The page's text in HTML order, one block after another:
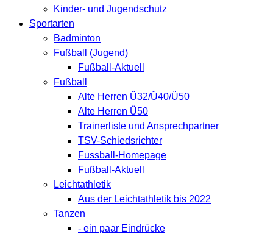
Kinder- und Jugendschutz
Sportarten
Badminton
Fußball (Jugend)
Fußball-Aktuell
Fußball
Alte Herren Ü32/Ü40/Ü50
Alte Herren Ü50
Trainerliste und Ansprechpartner
TSV-Schiedsrichter
Fussball-Homepage
Fußball-Aktuell
Leichtathletik
Aus der Leichtathletik bis 2022
Tanzen
- ein paar Eindrücke